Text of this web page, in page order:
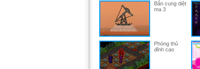
Bắn cung diệt
ma 3
Phòng thủ
đỉnh cao